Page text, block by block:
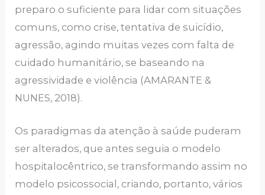
preparo o suficiente para lidar com situações
comuns, como crise, tentativa de suicídio,
agressão, agindo muitas vezes com falta de
cuidado humanitário, se baseando na
agressividade e violência (AMARANTE &
NUNES, 2018).
Os paradigmas da atenção à saúde puderam
ser alterados, que antes seguia o modelo
hospitalocêntrico, se transformando assim no
modelo psicossocial, criando, portanto, vários